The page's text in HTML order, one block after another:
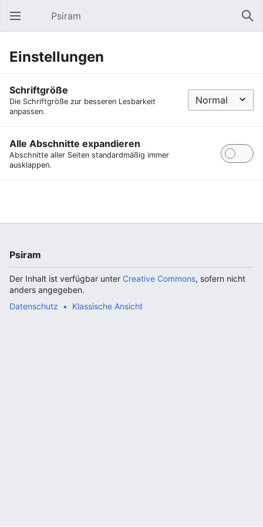
Hauptmenü öffnen Psiram
Einstellungen
Schriftgröße
Die Schriftgröße zur besseren Lesbarkeit
anpassen.
Alle Abschnitte expandieren
Abschnitte aller Seiten standardmäßig immer
ausklappen.
Psiram
Der Inhalt ist verfügbar unter Creative Commons, sofern nicht
anders angegeben.
Datenschutz
Klassische Ansicht